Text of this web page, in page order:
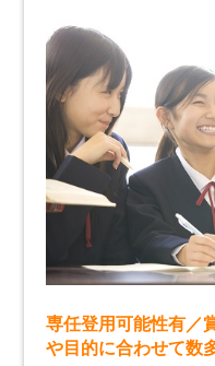
専任登用可能性有／
や目的に合わせて数